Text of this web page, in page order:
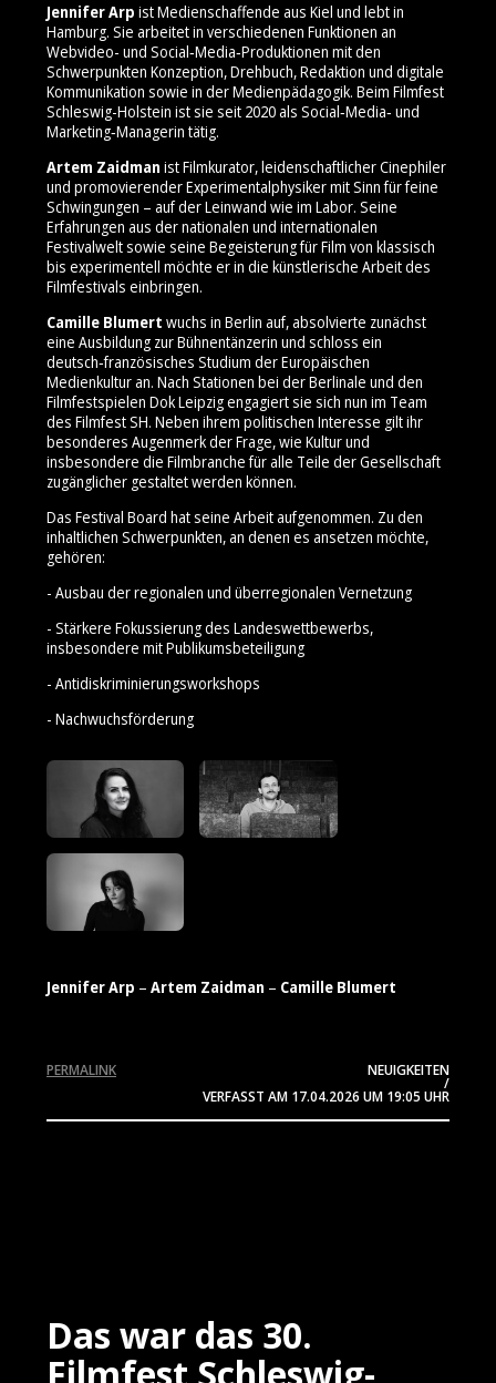
Jennifer Arp ist Medienschaffende aus Kiel und lebt in
Hamburg. Sie arbeitet in verschiedenen Funktionen an
Webvideo- und Social‑Media‑Produktionen mit den
Schwerpunkten Konzeption, Drehbuch, Redaktion und digitale
Kommunikation sowie in der Medienpädagogik. Beim Filmfest
Schleswig-Holstein ist sie seit 2020 als Social‑Media‑ und
Marketing‑Managerin tätig.
Artem Zaidman ist Filmkurator, leidenschaftlicher Cinephiler
und promovierender Experimentalphysiker mit Sinn für feine
Schwingungen – auf der Leinwand wie im Labor. Seine
Erfahrungen aus der nationalen und internationalen
Festivalwelt sowie seine Begeisterung für Film von klassisch
bis experimentell möchte er in die künstlerische Arbeit des
Filmfestivals einbringen.
Camille Blumert wuchs in Berlin auf, absolvierte zunächst
eine Ausbildung zur Bühnentänzerin und schloss ein
deutsch‑französisches Studium der Europäischen
Medienkultur an. Nach Stationen bei der Berlinale und den
Filmfestspielen Dok Leipzig engagiert sie sich nun im Team
des Filmfest SH. Neben ihrem politischen Interesse gilt ihr
besonderes Augenmerk der Frage, wie Kultur und
insbesondere die Filmbranche für alle Teile der Gesellschaft
zugänglicher gestaltet werden können.
Das Festival Board hat seine Arbeit aufgenommen. Zu den
inhaltlichen Schwerpunkten, an denen es ansetzen möchte,
gehören:
- Ausbau der regionalen und überregionalen Vernetzung
- Stärkere Fokussierung des Landeswettbewerbs,
insbesondere mit Publikumsbeteiligung
- Antidiskriminierungsworkshops
- Nachwuchsförderung
Jennifer Arp – Artem Zaidman – Camille Blumert
NEUIGKEITEN
/
VERFASST AM 17.04.2026 UM 19:05 UHR
PERMALINK
Das war das 30.